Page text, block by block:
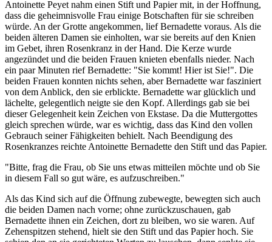
Antoinette Peyet nahm einen Stift und Papier mit, in der Hoffnung,
dass die geheimnisvolle Frau einige Botschaften für sie schreiben
würde. An der Grotte angekommen, lief Bernadette voraus. Als die
beiden älteren Damen sie einholten, war sie bereits auf den Knien
im Gebet, ihren Rosenkranz in der Hand. Die Kerze wurde
angezündet und die beiden Frauen knieten ebenfalls nieder. Nach
ein paar Minuten rief Bernadette: "Sie kommt! Hier ist Sie!". Die
beiden Frauen konnten nichts sehen, aber Bernadette war fasziniert
von dem Anblick, den sie erblickte. Bernadette war glücklich und
lächelte, gelegentlich neigte sie den Kopf. Allerdings gab sie bei
dieser Gelegenheit kein Zeichen von Ekstase. Da die Muttergottes
gleich sprechen würde, war es wichtig, dass das Kind den vollen
Gebrauch seiner Fähigkeiten behielt. Nach Beendigung des
Rosenkranzes reichte Antoinette Bernadette den Stift und das Papier.
"Bitte, frag die Frau, ob Sie uns etwas mitteilen möchte und ob Sie
in diesem Fall so gut wäre, es aufzuschreiben."
Als das Kind sich auf die Öffnung zubewegte, bewegten sich auch
die beiden Damen nach vorne; ohne zurückzuschauen, gab
Bernadette ihnen ein Zeichen, dort zu bleiben, wo sie waren. Auf
Zehenspitzen stehend, hielt sie den Stift und das Papier hoch. Sie